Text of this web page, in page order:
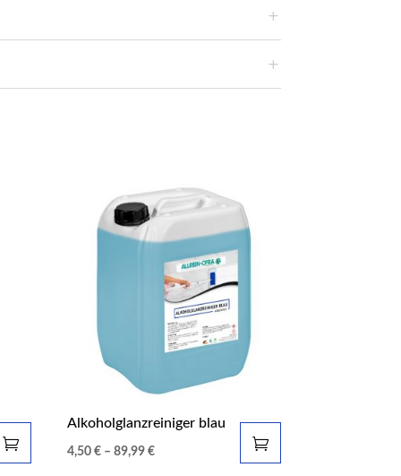
Alkoholglanzreiniger blau
4,50€ –89,99€